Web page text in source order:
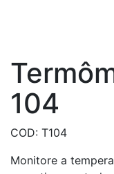
104
COD: T104
Monitore a